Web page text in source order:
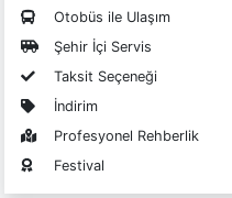
Otobüs ile Ulaşım
Şehir İçi Servis
Taksit Seçeneği
İndirim
Profesyonel Rehberlik
Festival